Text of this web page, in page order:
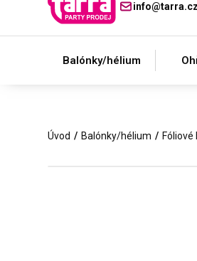
info@tarra.cz
Balónky/hélium
Úvod Balónky/hélium Fóliové